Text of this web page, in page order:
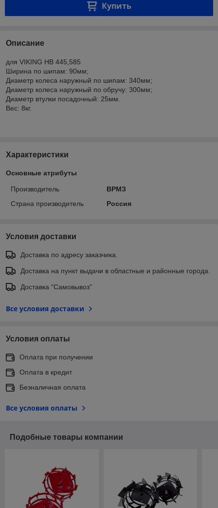
Купить
Описание
для VIKING HB 445,585
Ширина по шипам: 90мм;
Диаметр колеса наружный по шипам: 340мм;
Диаметр колеса наружный по обручу: 300мм;
Диаметр втулки посадочный: 25мм.
Вес: 8кг.
Характеристики
Основные атрибуты
Производитель
ВРМЗ
Страна производитель
Россия
Условия доставки
Доставка по адресу заказчика.
Доставка на пункт выдачи в областные и районные города.
Доставка "Самовывоз"
Все условия доставки
Условия оплаты
Оплата при получении
Оплата в кредит
Безналичная оплата
Все условия оплаты
Подобные товары компании